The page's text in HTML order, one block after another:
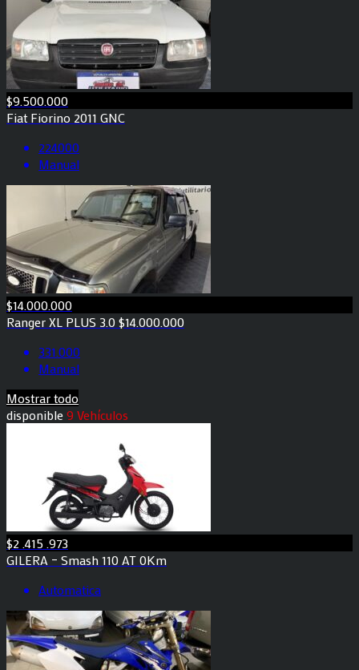
$9.500.000
Fiat Fiorino 2011 GNC
224000
Manual
$14.000.000
Ranger XL PLUS 3.0 $14.000.000
331.000
Manual
Mostrar todo
disponible9 Vehículos
$2 .415 .973
GILERA – Smash 110 AT 0Km
Automatica